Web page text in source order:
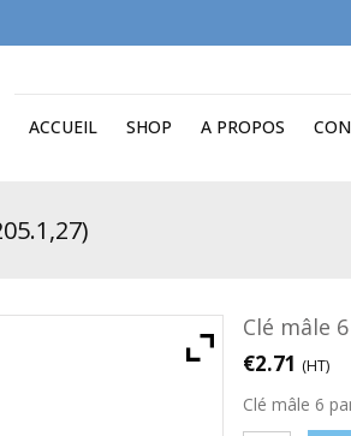
ACCUEIL SHOP A PROPOS
Clé mâle
€2.71 (HT)
Clé mâle 6